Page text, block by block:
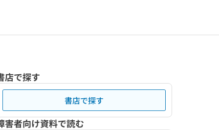
店で探す
書店で探す
害者向け資料で読む